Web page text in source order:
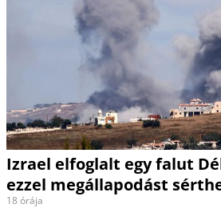
Izrael elfoglalt egy falut
ezzel megállapodást
18 órája